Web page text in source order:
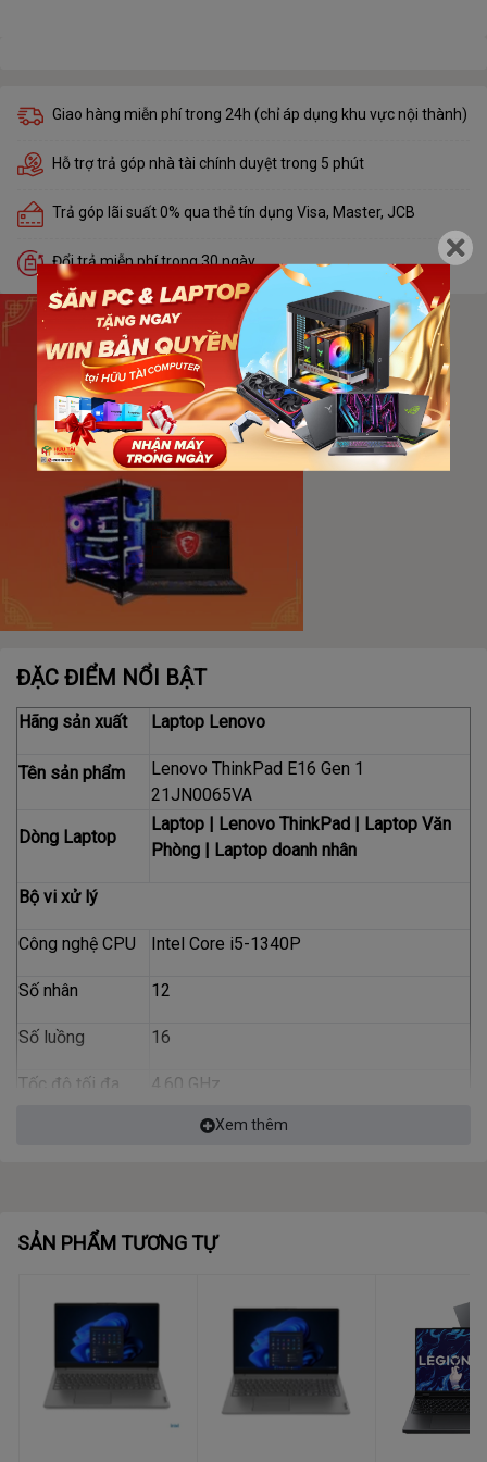
Giao hàng miễn phí trong 24h (chỉ áp dụng khu vực nội thành)
Hỗ trợ trả góp nhà tài chính duyệt trong 5 phút
Trả góp lãi suất 0% qua thẻ tín dụng Visa, Master, JCB
Đổi trả miễn phí trong 30 ngày
ĐẶC ĐIỂM NỔI BẬT
Hãng sản xuất Laptop Lenovo
Tên sản phẩm
Lenovo ThinkPad E16 Gen 1
21JN0065VA
Dòng Laptop
Laptop | Lenovo ThinkPad | Laptop Văn
Phòng | Laptop doanh nhân
Bộ vi xử lý
Công nghệ CPU Intel Core i5-1340P
Số nhân 12
Số luồng 16
Tốc độ tối đa 4.60 GHz
12 MB
Tốc độ Bus RAM
Số khe cắm
Hỗ trợ RAM tối
Nâng cấp tối đa 40GB (8GB soldered +
32GB SO-DIMM) DDR4-3200MHz
Xem thêm
SẢN PHẨM TƯƠNG TỰ